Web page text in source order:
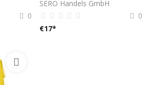
0
SERO Handels GmbH
0
€17*